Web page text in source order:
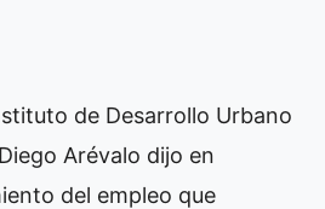
de Desarrollo Urbano
Arévalo dijo en
del empleo que